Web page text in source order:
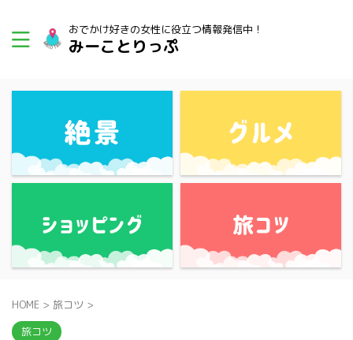
おでかけ好きの女性に役立つ情報発信中！
みーことりっぷ
HOME > 旅コツ >
旅コツ